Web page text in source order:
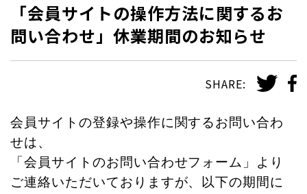
「会員サイトの操作方法に関するお
問い合わせ」休業期間のお知らせ
SHARE:
会員サイトの登録や操作に関するお問い合わ
せは、
「会員サイトのお問い合わせフォーム」より
ご連絡いただいておりますが、以下の期間に